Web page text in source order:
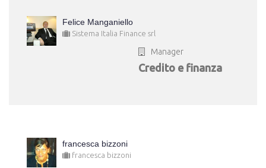
Felice Manganiello
Sistema Italia Finance srl
Manager
Credito e finanza
francesca bizzoni
francesca bizzoni